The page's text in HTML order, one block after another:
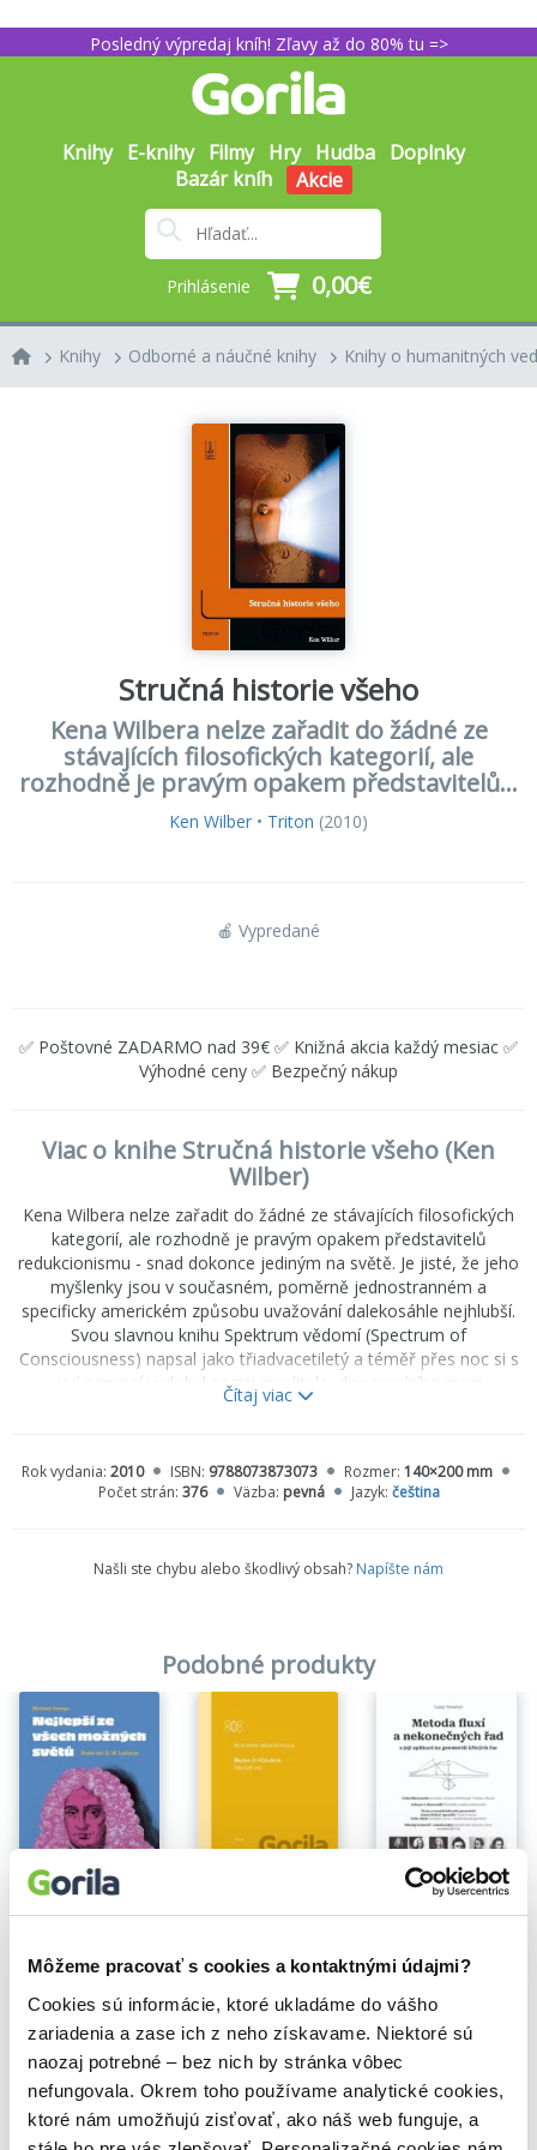
Môžeme pracovať s cookies a kontaktnými údajmi?
Cookies sú informácie, ktoré ukladáme do vášho
zariadenia a zase ich z neho získavame. Niektoré sú
naozaj potrebné – bez nich by stránka vôbec
nefungovala. Okrem toho používame analytické cookies,
ktoré nám umožňujú zisťovať, ako náš web funguje, a
Posledný výpredaj kníh! Zľavy až do 80% tu =>
Knihy E-knihy Filmy Hry Hudba Doplnky
Bazár kníh
Akcie
Prihlásenie 0,00€
Knihy Odborné a náučné knihy Knihy o humanitných
Stručná historie všeho
Kena Wilbera nelze zařadit do žádné ze
stávajících filosofických kategorií, ale
rozhodně je pravým opakem představitelů...
Ken Wilber • Triton (2010)
🍎 Vypredané
✅ Poštovné ZADARMO nad 39€ ✅ Knižná akcia každý mesiac ✅
Výhodné ceny ✅ Bezpečný nákup
Viac o knihe Stručná historie všeho (Ken
Wilber)
Kena Wilbera nelze zařadit do žádné ze stávajících filosofických
kategorií, ale rozhodně je pravým opakem představitelů
redukcionismu - snad dokonce jediným na světě. Je jisté, že jeho
myšlenky jsou v současném, poměrně jednostranném a
specificky americkém způsobu uvažování dalekosáhle nejhlubší.
Svou slavnou knihu Spektrum vědomí (Spectrum of
Consciousness) napsal jako třiadvacetiletý a téměř přes noc si s
její pomocí vydobyl pozici myslitele, disponujícího mezi
současnými světovými filosofy největším rozhledem a
obyčejnému čtenáři: Šířeji se zde zabývá myšlenkami, které jsou
naznačeny už ve Spektru vědomí (a v jeho dalších jedenácti
současnosti. Kniha napsaná formou rozhovoru s fiktivní
Velmi ostré kritice podrobuje jak současnou krátkozrakou vědu,
tak i její neméně krátkozraké odpůrce. Kniha Stručná historie
všeho se čte jedním dechem. Nejdůležitější je ovšem její poslání,
protože Ken Wilber nabízí naprosto jasné a srozumitelné
východisko z dnešní neutěšené situace: integrační vizi, k níž zcela
Čítaj viac
Rok vydania: 2010 ISBN: 9788073873073 Rozmer: 140×200 mm
Počet strán: 376 Väzba: pevná Jazyk: čeština
Našli ste chybu alebo škodlivý obsah? Napíšte nám
Podobné produkty
17,50€
Bernard Mandeville
Na sklade
Metoda fluxí a nekonečných řad
24,00€
Vybrané pre teba